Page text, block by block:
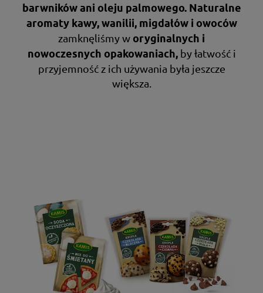
barwników ani oleju palmowego. Naturalne
aromaty kawy, wanilii, migdałów i owoców
zamknęliśmy w oryginalnych i
nowoczesnych opakowaniach,by łatwość i
przyjemność z ich używania była jeszcze
większa.